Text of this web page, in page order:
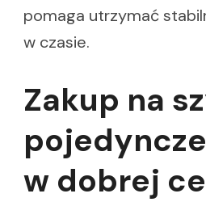
pomaga utrzymać
w czasie.
Zakup na
w dobrej